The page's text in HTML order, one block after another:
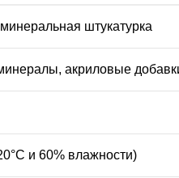
штукатурка
акриловые
и 60% влажности)